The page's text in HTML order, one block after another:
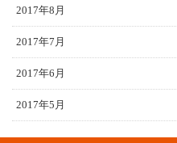
2017年8月
2017年7月
2017年6月
2017年5月